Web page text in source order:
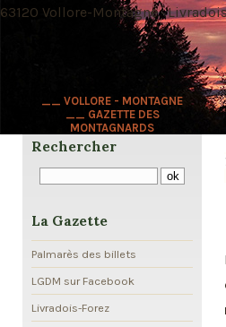
__ VOLLORE - MONTAGNE
__ GAZETTE DES
MONTAGNARDS
63120 Vollore-Montagne ·
Rechercher
La Gazette
Palmarès des billets
LGDM sur Facebook
Livradois-Forez